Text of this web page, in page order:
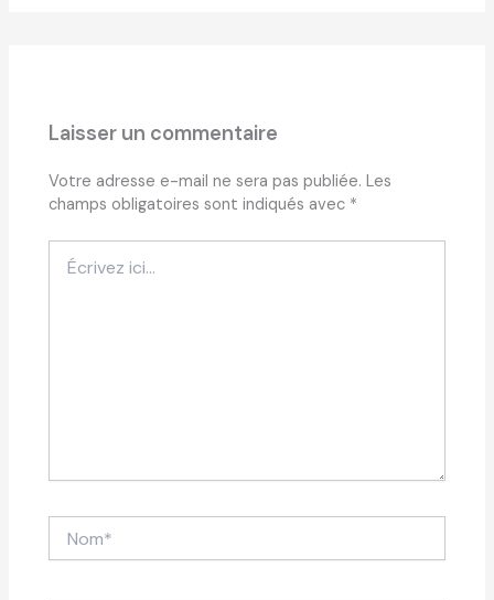
Laisser un commentaire
Votre adresse e-mail ne sera pas publiée. Les
champs obligatoires sont indiqués avec *
ici…